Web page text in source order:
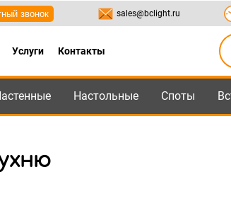
800-550-95-45 sales@bclight.ru
звонок sales@bclight.ru
Услуги Контакты
Настольные Споты